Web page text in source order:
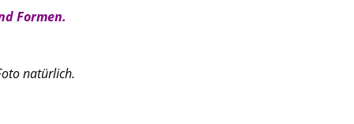
Formen.
natürlich.